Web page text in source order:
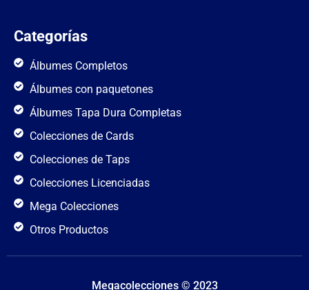
Categorías
Álbumes Completos
Álbumes con paquetones
Álbumes Tapa Dura Completas
Colecciones de Cards
Colecciones de Taps
Colecciones Licenciadas
Mega Colecciones
Otros Productos
Megacolecciones © 2023